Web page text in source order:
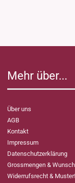
Mehr über...
Über uns
AGB
Kontakt
Impressum
Datenschutzerklärung
Grossmengen &
Widerrufsrecht &